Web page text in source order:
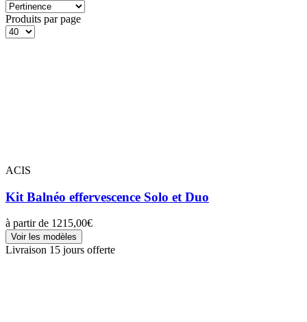
Produits par page
ACIS
Kit Balnéo effervescence Solo et Duo
à partir de 1215,00€
Voir les modèles
Livraison 15 jours offerte